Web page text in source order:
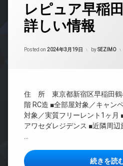
レピュア早稲
詳しい情報
Posted on 2024年3月19日 bySEZIMO
住 所 東京都新宿区早稲田
階 RC造 ■全部屋対象／キャン
対象／実質フリーレント1ヶ月
アワセダレジデンス ■近隣周
続きを読
REIT
系ブ
ラン
ドマ
ョン